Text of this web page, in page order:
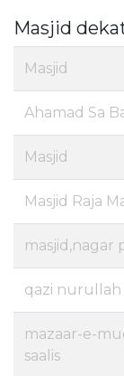
Masjid
Masjid
Ahamad Sa
Masjid
Masjid Raja
masjid,nagar
qazi nurullah
mazaar-e-
saalis